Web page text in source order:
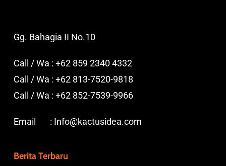
Gg. Bahagia II No.10
Call / Wa : +62 859 2340 4332
Call / Wa : +62 813-7520-9818
Call / Wa : +62 852-7539-9966
Email : Info@kactusidea.com
Berita Terbaru